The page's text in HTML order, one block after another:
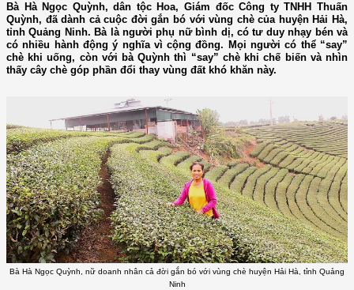
Bà Hà Ngọc Quỳnh, dân tộc Hoa, Giám đốc Công ty TNHH Thuấn
Quỳnh, đã dành cả cuộc đời gắn bó với vùng chè của huyện Hải Hà,
tỉnh Quảng Ninh. Bà là người phụ nữ bình dị, có tư duy nhạy bén và
có nhiều hành động ý nghĩa vì cộng đồng. Mọi người có thể “say”
chè khi uống, còn với bà Quỳnh thì “say” chè khi chế biến và nhìn
thấy cây chè góp phần đổi thay vùng đất khó khăn này.
Bà Hà Ngọc Quỳnh, nữ doanh nhân cả đời gắn bó với vùng chè huyện Hải Hà, tỉnh Quảng
Ninh